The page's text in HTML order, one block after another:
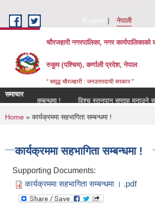
English
नेपाली
चौरजहारी नगरपालिका, नगर कार्यपालिकाको
रुकुम (पश्चिम), कर्णाली प्रदेश, नेपाल
“ समृद्ध चौरजहारी : जनउत्तरदायी सरकार "
समाचार
सम्बन्धमा !
विश्च स्तनपान सप्ताह मनाउने
You are here
Home » कार्यक्रममा सहभागिता सम्बन्धमा !
कार्यक्रममा सहभागिता सम्बन्धमा !
Supporting Documents:
कार्यक्रममा सहभागिता सम्बन्धमा । .pdf